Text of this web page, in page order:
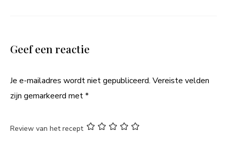
Geef een reactie
Je e-mailadres wordt niet gepubliceerd. Vereiste velden
zijn gemarkeerd met*
Review van het recept